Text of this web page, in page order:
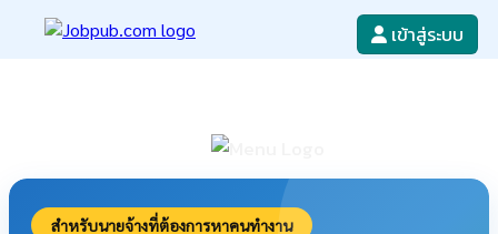
เข้าสู่ระบบ
สำหรับนายจ้างที่ต้องการหาคนทำงาน